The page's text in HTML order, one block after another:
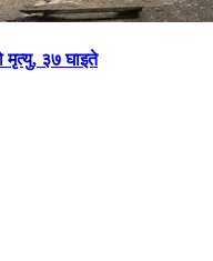
मृत्यु, ३७ घाइते